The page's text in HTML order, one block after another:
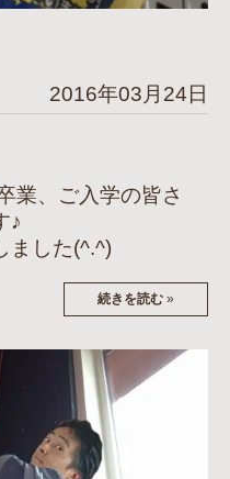
2016年03月24日
業、ご入学の皆さ
♪
ました(^.^)
続きを読む »